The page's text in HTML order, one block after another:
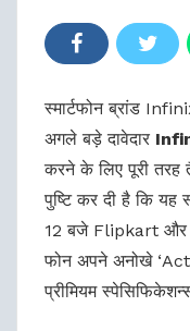
स्मार्टफोन ब्रांड
अगले बड़े दावेदार
करने के लिए पूरी तरह
पुष्टि कर दी है कि यह
12 बजे Flipkart और
फोन अपने अनोखे
प्रीमियम